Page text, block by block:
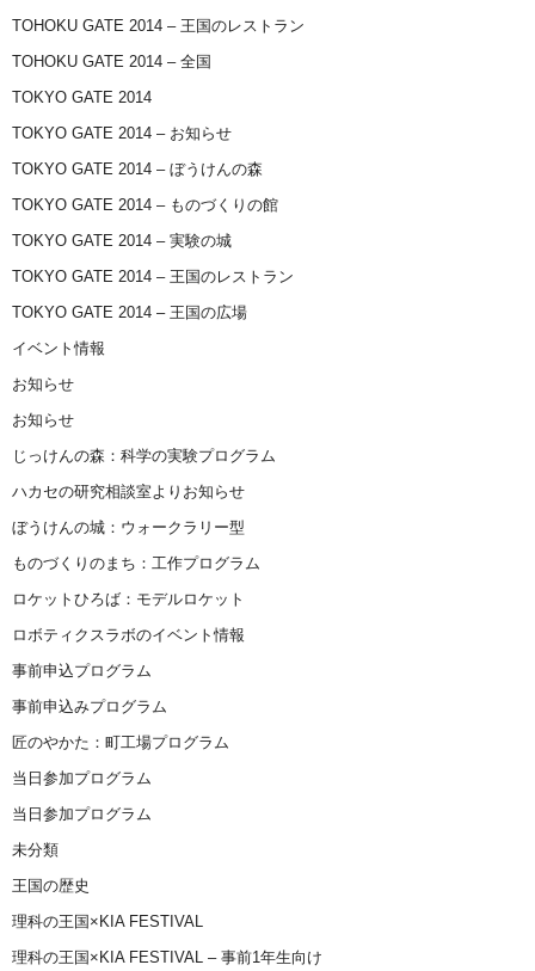
TOHOKU GATE 2014 – 王国のレストラン
TOHOKU GATE 2014 – 全国
TOKYO GATE 2014
TOKYO GATE 2014 – お知らせ
TOKYO GATE 2014 – ぼうけんの森
TOKYO GATE 2014 – ものづくりの館
TOKYO GATE 2014 – 実験の城
TOKYO GATE 2014 – 王国のレストラン
TOKYO GATE 2014 – 王国の広場
イベント情報
お知らせ
お知らせ
じっけんの森：科学の実験プログラム
ハカセの研究相談室よりお知らせ
ぼうけんの城：ウォークラリー型
ものづくりのまち：工作プログラム
ロケットひろば：モデルロケット
ロボティクスラボのイベント情報
事前申込プログラム
事前申込みプログラム
匠のやかた：町工場プログラム
当日参加プログラム
当日参加プログラム
未分類
王国の歴史
理科の王国×KIA FESTIVAL
理科の王国×KIA FESTIVAL – 事前1年生向け